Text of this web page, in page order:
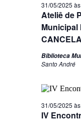
Ateliê de
Municipal
31/05/2025
Biblioteca
Santo André
IV
31/05/2025